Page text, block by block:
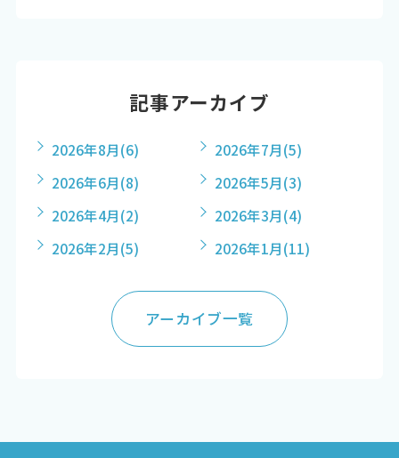
記事アーカイブ
2026年8月(6) 2026年7月(5)
2026年6月(8) 2026年5月(3)
2026年4月(2) 2026年3月(4)
2026年2月(5) 2026年1月(11)
アーカイブ一覧